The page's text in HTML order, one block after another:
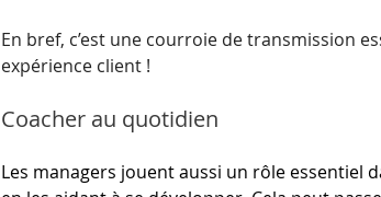
En bref, c’est une courroie de transmission
expérience client !
Coacher au quotidien
Les managers jouent aussi un rôle essentiel